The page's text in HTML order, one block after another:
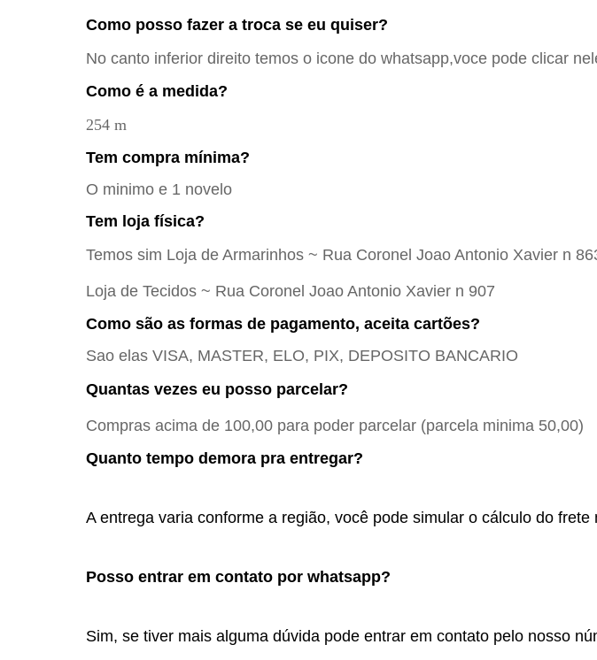
Como posso fazer a troca se eu quiser?
No canto inferior direito temos o icone do whatsapp,voce pode clicar
Como é a medida?
254 m
Tem compra mínima?
O minimo e 1 novelo
Tem loja física?
Temos sim Loja de Armarinhos ~ Rua Coronel Joao Antonio Xavier n
Loja de Tecidos ~ Rua Coronel Joao Antonio Xavier n 907
Como são as formas de pagamento, aceita cartões?
Sao elas VISA, MASTER, ELO, PIX, DEPOSITO BANCARIO
Quantas vezes eu posso parcelar?
Compras acima de 100,00 para poder parcelar (parcela minima 50,00)
Quanto tempo demora pra entregar?
A entrega varia conforme a região, você pode simular o cálculo do frete
Posso entrar em contato por whatsapp?
Sim, se tiver mais alguma dúvida pode entrar em contato pelo nosso